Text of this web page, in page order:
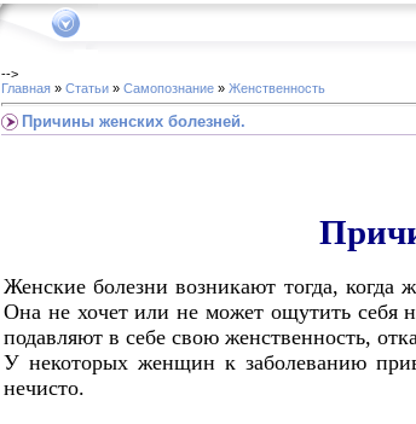
-->
Главная » Статьи » Самопознание » Женственность
Причины женских болезней.
Женские болезни возникают тогда, когда
Она не хочет или не может ощутить
подавляют в себе свою женственность,
У некоторых женщин к заболеванию
нечисто.